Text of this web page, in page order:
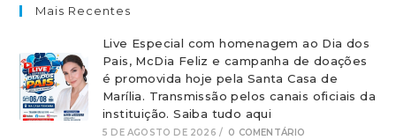
Mais Recentes
Live Especial com homenagem ao Dia dos
Pais, McDia Feliz e campanha de doações
é promovida hoje pela Santa Casa de
Marília. Transmissão pelos canais oficiais da
instituição. Saiba tudo aqui
5 DE AGOSTO DE 2026 / 0 COMENTÁRIO